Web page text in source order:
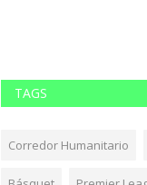
TAGS
Corredor Humanitario